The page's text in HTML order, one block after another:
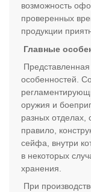
возможность
проверенных
продукции
Главные
особенностей.
оружия и
разных отделах,
правило,
сейфа, внутри
в некоторых
хранения.
При